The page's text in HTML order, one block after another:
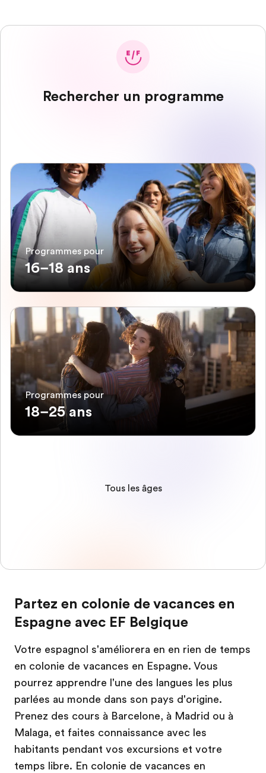
Rechercher un programme
Programmes pour
16–18 ans
Programmes pour
18–25 ans
Tous les âges
Partez en colonie de vacances en
Espagne avec EF Belgique
Votre espagnol s'améliorera en en rien de temps
en colonie de vacances en Espagne. Vous
pourrez apprendre l'une des langues les plus
parlées au monde dans son pays d'origine.
Prenez des cours à Barcelone, à Madrid ou à
Malaga, et faites connaissance avec les
habitants pendant vos excursions et votre
temps libre. En colonie de vacances en